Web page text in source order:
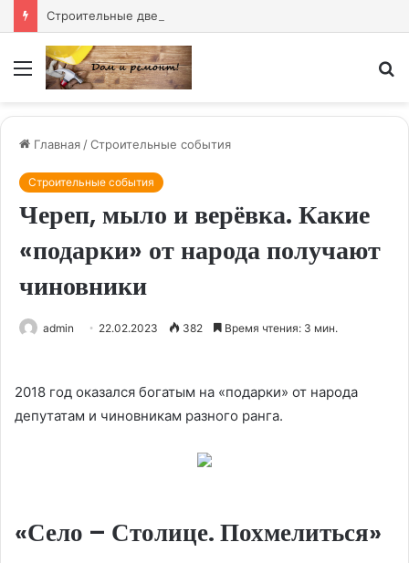
Меню
Главная/Строительные события
Строительные события
Череп, мыло и верёвка. Какие
«подарки» от народа получают
чиновники
admin 22.02.2023 382 Время чтения: 3 мин.
2018 год оказался богатым на «подарки» от народа
депутатам и чиновникам разного ранга.
«Село – Столице. Похмелиться»